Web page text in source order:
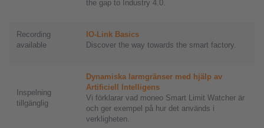
the gap to Industry 4.0.
Recording
available
IO-Link Basics
Discover the way towards the smart factory.
Inspelning
tillgänglig
Dynamiska larmgränser med hjälp av
Artificiell Intelligens
Vi förklarar vad moneo Smart Limit Watcher är
och ger exempel på hur det används i
verkligheten.